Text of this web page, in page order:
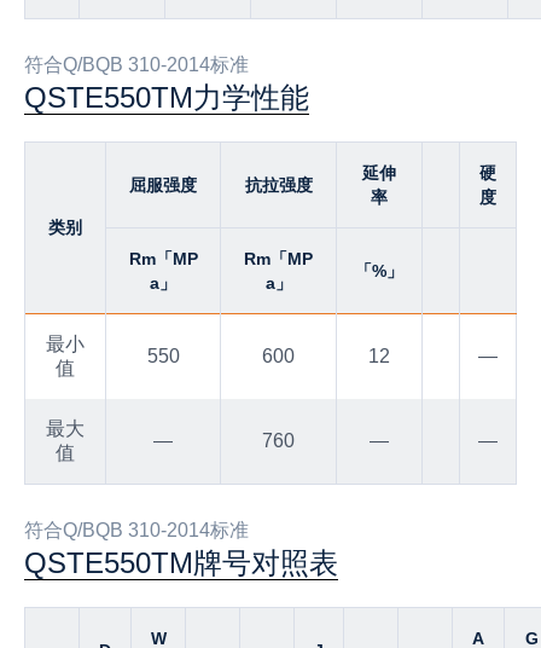
符合Q/BQB 310-2014标准
QSTE550TM力学性能
类别
屈服强度 抗拉强度
延伸
率
硬
度
Rm「MP
a」
Rm「MP
a」
「%」
最小
值
550 600 12 —
最大
值
— 760 — —
符合Q/BQB 310-2014标准
QSTE550TM牌号对照表
W
A
G